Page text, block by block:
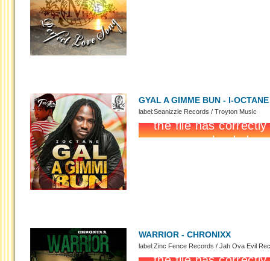
GYAL A GIMME BUN - I-OCTANE
label:Seanizzle Records / Troyton Music
WARRIOR - CHRONIXX
label:Zinc Fence Records / Jah Ova Evil